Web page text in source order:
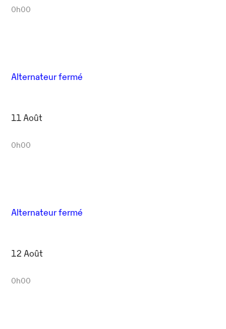
0h00
Alternateur fermé
11 Août
0h00
Alternateur fermé
12 Août
0h00